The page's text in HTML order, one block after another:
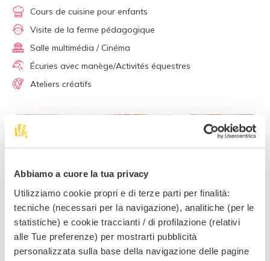
Abbiamo a cuore la tua privacy
Utilizziamo cookie propri e di terze parti per finalità:
tecniche (necessari per la navigazione), analitiche (per le
statistiche) e cookie traccianti / di profilazione (relativi
alle Tue preferenze) per mostrarti pubblicità
personalizzata sulla base della navigazione delle pagine
Cours de cuisine pour enfants
Visite de la ferme pédagogique
Salle multimédia / Cinéma
Écuries avec manège/Activités équestres
Ateliers créatifs
7